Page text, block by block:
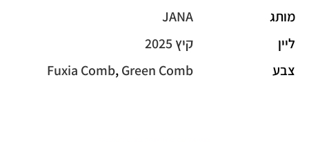
מותג
JANA
ליין
קיץ 2025
צבע
Fuxia Comb,Green Comb